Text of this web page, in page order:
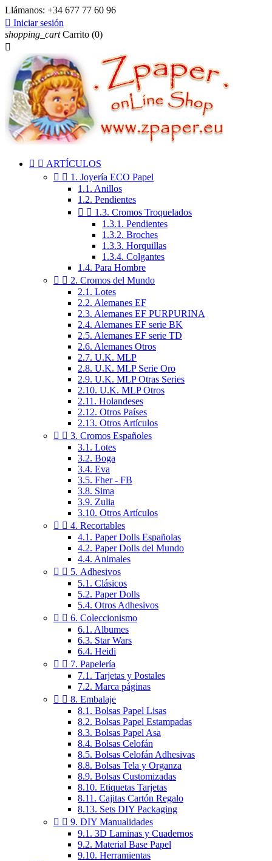
Llámanos: +34 677 77 60 96
 Iniciar sesión
shopping_cart Carrito (0)

  ARTÍCULOS
  1. Joyería ECO Papel
1.1. Anillos
1.2. Pendientes
  1.3. Cromos Troquelados
1.3.1. Pendientes
1.3.2. Broches
1.3.3. Horquillas
1.3.4. Colgantes
1.4. Para Hombre
  2. Cromos del Mundo
2.1. Lotes
2.2. Alemanes EF
2.3. Alemanes EF PURPURINA
2.4. Alemanes EF serie BK
2.5. Alemanes EF serie TD
2.6. Alemanes Otros
2.7. U.K. MLP
2.8. U.K. MLP Serie Oro
2.9. U.K. MLP Otras Series
2.10. U.K. MLP Otros
2.11. Holandeses
2.12. Otros Países
2.13. Otros Artículos
  3. Cromos Españoles
3.1. Lotes
3.2. Boga
3.4. Eva
3.5. Fher - FB
3.8. Sima
3.9. Zulia
3.10. Otros Artículos
  4. Recortables
4.1. Paper Dolls Españolas
4.2. Paper Dolls del Mundo
4.4. Animales
  5. Adhesivos
5.1. Clásicos
5.2. Paper Dolls
5.4. Otros Adhesivos
  6. Coleccionismo
6.1. Albumes
6.3. Star Wars
6.4. Heidi
  7. Papelería
7.1. Tarjetas y Postales
7.2. Marca páginas
  8. Embalaje
8.1. Bolsas Papel Lisas
8.2. Bolsas Papel Estampadas
8.3. Bolsas Papel Asa
8.4. Bolsas Celofán
8.5. Bolsas Celofán Adhesivas
8.8. Bolsas Tela y Organza
8.9. Bolsas Customizadas
8.10. Etiquetas Tarjetas
8.11. Cajitas Cartón Regalo
8.13. Sets DIY Packaging
  9. DIY Manualidades
9.1. 3D Laminas y Cuadernos
9.2. Material Base Papel
9.10. Herramientas